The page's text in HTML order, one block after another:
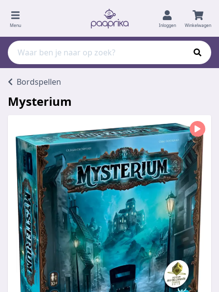
Menu Inloggen Winkelwagen
Bordspellen
Mysterium